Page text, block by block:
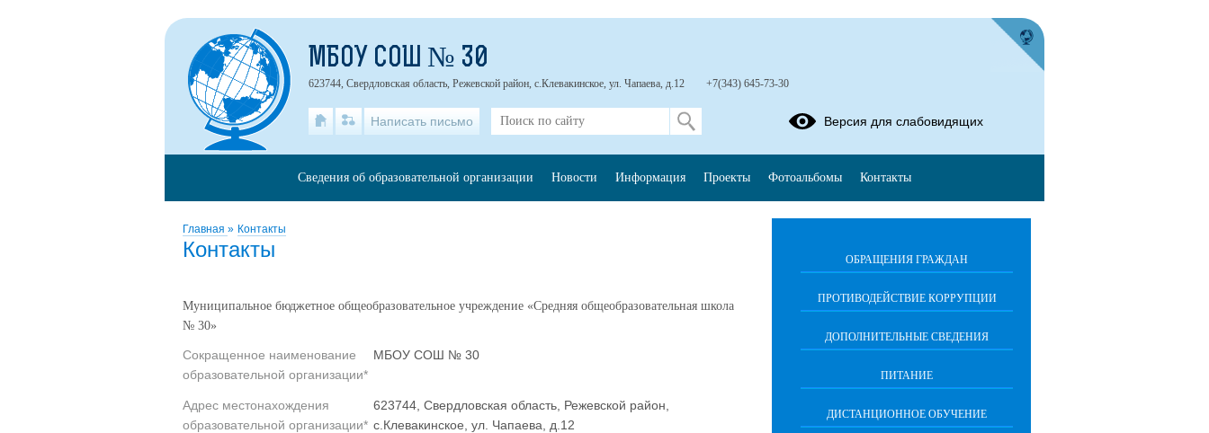
Главная » Контакты
Контакты
Муниципальное бюджетное общеобразовательное учреждение «Средняя общеобразовательная школа
№ 30»
Сокращенное наименование
образовательной организации*
МБОУ СОШ № 30
Адрес местонахождения
образовательной организации*
623744, Свердловская область, Режевской район,
с.Клевакинское, ул. Чапаева, д.12
ОБРАЩЕНИЯ ГРАЖДАН
ПРОТИВОДЕЙСТВИЕ КОРРУПЦИИ
ДОПОЛНИТЕЛЬНЫЕ СВЕДЕНИЯ
ПИТАНИЕ
ДИСТАНЦИОННОЕ ОБУЧЕНИЕ
МБОУ СОШ № 30
623744, Свердловская область, Режевской район, с.Клевакинское, ул. Чапаева, д.12 +7(343) 645-73-30
Написать письмо Версия для слабовидящих
Сведения об образовательной организации Новости Информация Проекты Фотоальбомы Контакты